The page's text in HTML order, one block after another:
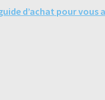
d’achat pour